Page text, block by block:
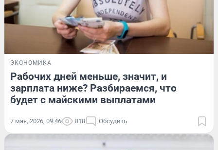
ЭКОНОМИКА
Рабочих дней меньше, значит, и
зарплата ниже? Разбираемся, что
будет с майскими выплатами
7 мая, 2026, 09:46 818 Обсудить